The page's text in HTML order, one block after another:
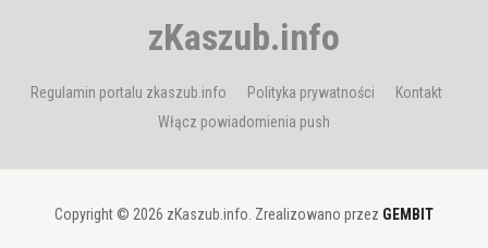
zKaszub.info
Regulamin portalu zkaszub.info Polityka prywatności
Kontakt
Włącz powiadomienia push
Copyright © 2026 zKaszub.info. Zrealizowano przez GEMBIT